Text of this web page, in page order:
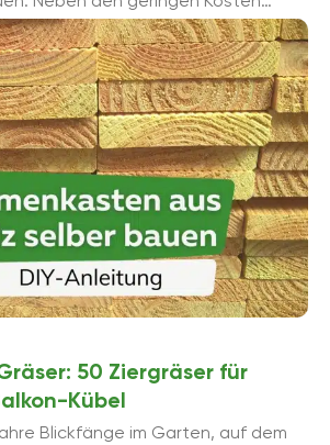
Vorteile für einen DIY-
50 Ziergräser für
Kübel
Blickfänge im Garten, auf dem